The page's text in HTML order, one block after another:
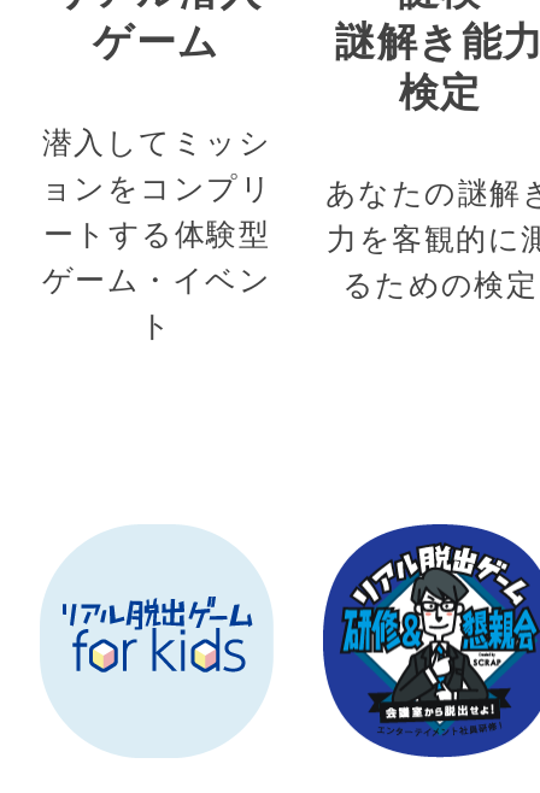
ゲーム
潜入してミッシ
ョンをコンプリ
ートする体験型
ゲーム・イベン
ト
謎解き能
検定
あなたの謎解
力を客観的に
るための検定